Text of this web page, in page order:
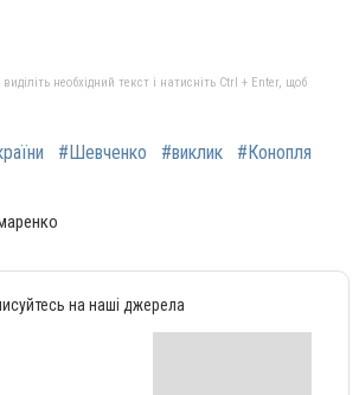
необхідний текст і натисніть Ctrl + Enter, щоб
#Шевченко #виклик #Конопля
на наші джерела